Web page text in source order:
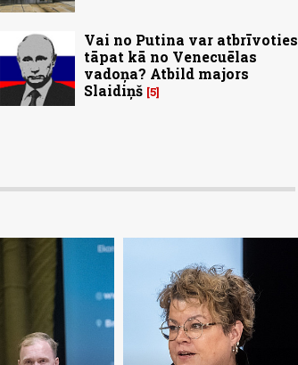
Vai no Putina var atbrīvoties
tāpat kā no Venecuēlas
vadoņa? Atbild majors
Slaidiņš 5